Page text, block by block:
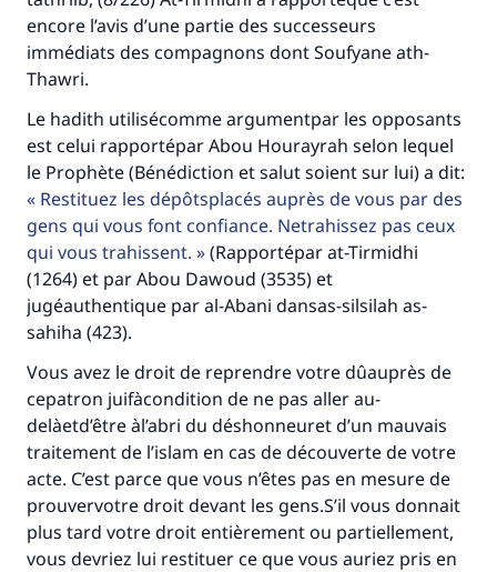
encore l’avis d’une partie des successeurs
immédiats des compagnons dont Soufyane ath-
Thawri.
Le hadith utilisécomme argumentpar les opposants
est celui rapportépar Abou Hourayrah selon lequel
le Prophète (Bénédiction et salut soient sur lui) a dit:
Restituez les dépôtsplacés auprès de vous par des
gens qui vous font confiance. Netrahissez pas ceux
qui vous trahissent.
(Rapportépar at-Tirmidhi
(1264) et par Abou Dawoud (3535) et
jugéauthentique par al-Abani dansas-silsilah as-
sahiha (423).
Vous avez le droit de reprendre votre dûauprès de
cepatron juifàcondition de ne pas aller au-
delàetd’être àl’abri du déshonneuret d’un mauvais
traitement de l’islam en cas de découverte de votre
acte. C’est parce que vous n’êtes pas en mesure de
prouvervotre droit devant les gens.S’il vous donnait
plus tard votre droit entièrement ou partiellement,
vous devriez lui restituer ce que vous auriez pris en